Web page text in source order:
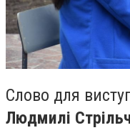
Cлово для
Людмилі